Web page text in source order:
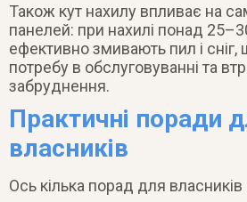
Також кут нахилу впливає на
панелей: при нахилі понад
ефективно змивають пил і
потребу в обслуговуванні та
забруднення.
Практичні поради
власників
Ось кілька порад для